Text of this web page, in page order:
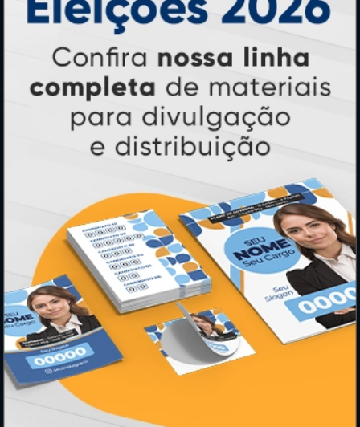
(11) 3090-0035
Mensagens:
Horário: 8:30h às 12h e 13h às 17:00h (dias
úteis).
Adesivos
Pastas
Ímãs
Cartão de Visita
Folder, Flyer e Panfleto
Banners e Lonas
Calendários 2027